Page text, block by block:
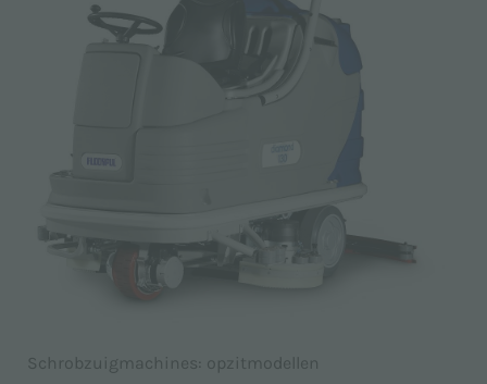
Schrobzuigmachines: opzitmodellen